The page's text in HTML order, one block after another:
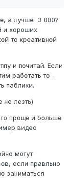
а лучше 3 000?
и хороших
то креативной
и почитай. Если
работать то -
паблики.
не лезть)
проще и больше
видео
могут
если правльно
заниматься